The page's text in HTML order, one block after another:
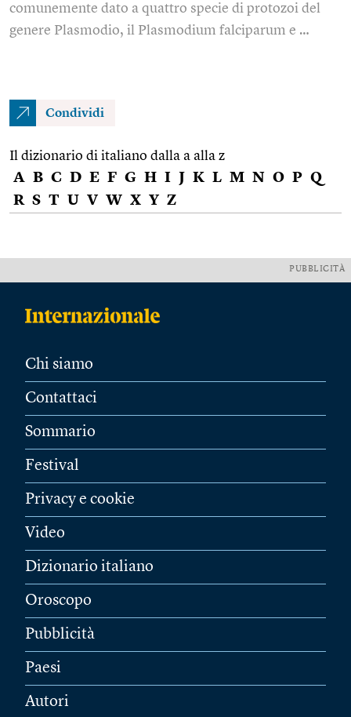
comunemente dato a quattro specie di protozoi del
genere Plasmodio, il Plasmodium falciparum e …
Condividi
Il dizionario di italiano dalla a alla z
A B C D E F G H I J K L M N O P Q
R S T U V W X Y Z
PUBBLICITÀ
Chi siamo
Contattaci
Sommario
Festival
Privacy e cookie
Video
Dizionario italiano
Oroscopo
Pubblicità
Paesi
Autori